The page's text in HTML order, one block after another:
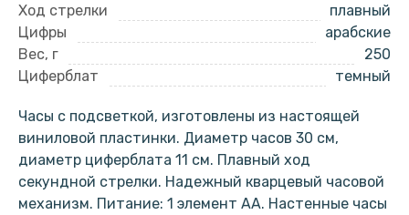
Ход стрелки
плавный
Цифры
арабские
Вес, г
250
Циферблат
темный
Часы с подсветкой, изготовлены из настоящей
виниловой пластинки. Диаметр часов 30 см,
диаметр циферблата 11 см. Плавный ход
секундной стрелки. Надежный кварцевый часовой
механизм. Питание: 1 элемент АА. Настенные часы